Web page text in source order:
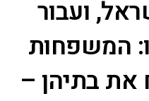
ועבור
המשפחות
את בתיהן –